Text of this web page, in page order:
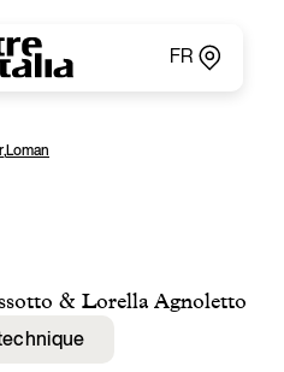
FR
,Loman
& Lorella Agnoletto